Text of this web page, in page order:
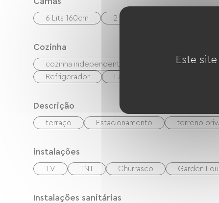
6 Lits 160cm 2 Lits 90cm
Cozinha
cozinha independente cuisinière
Refrigerador
Lave-vaisselle
Descrição
terraço Estacionamento terreno
instalações
TV TNT Churrasco Garden
Instalações sanitárias
Este